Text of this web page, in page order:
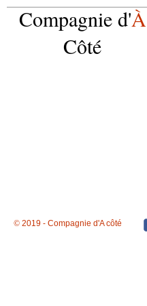
Compagnie d'À
Côté
© 2019 - Compagnie d'A côté